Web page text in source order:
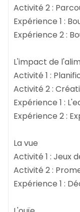
Activité 2 :
Expérience 1 :
Expérience 2 :
L'impact de
Activité 1 :
Activité 2 :
Expérience 1 :
Expérience 2 :
La vue
Activité 1 : Jeux
Activité 2 :
Expérience 1 :